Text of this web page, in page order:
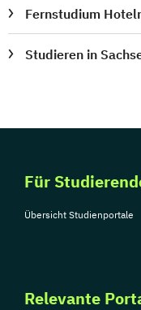
Fernstudium
Studieren in
Für
Übersicht Studienportale
Relevante